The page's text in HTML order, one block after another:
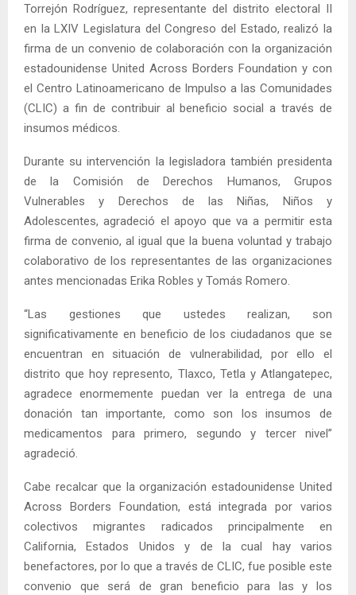
Torrejón Rodríguez, representante del distrito electoral II
en la LXIV Legislatura del Congreso del Estado, realizó la
firma de un convenio de colaboración con la organización
estadounidense United Across Borders Foundation y con
el Centro Latinoamericano de Impulso a las Comunidades
(CLIC) a fin de contribuir al beneficio social a través de
insumos médicos.
Durante su intervención la legisladora también presidenta
de la Comisión de Derechos Humanos, Grupos
Vulnerables y Derechos de las Niñas, Niños y
Adolescentes, agradeció el apoyo que va a permitir esta
firma de convenio, al igual que la buena voluntad y trabajo
colaborativo de los representantes de las organizaciones
antes mencionadas Erika Robles y Tomás Romero.
“Las gestiones que ustedes realizan, son
significativamente en beneficio de los ciudadanos que se
encuentran en situación de vulnerabilidad, por ello el
distrito que hoy represento, Tlaxco, Tetla y Atlangatepec,
agradece enormemente puedan ver la entrega de una
donación tan importante, como son los insumos de
medicamentos para primero, segundo y tercer nivel”
agradeció.
Cabe recalcar que la organización estadounidense United
Across Borders Foundation, está integrada por varios
colectivos migrantes radicados principalmente en
California, Estados Unidos y de la cual hay varios
benefactores, por lo que a través de CLIC, fue posible este
convenio que será de gran beneficio para las y los